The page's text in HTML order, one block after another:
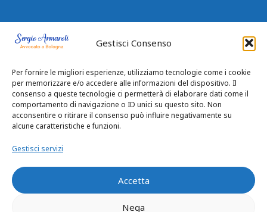
Gestisci Consenso
Per fornire le migliori esperienze, utilizziamo tecnologie come i cookie
per memorizzare e/o accedere alle informazioni del dispositivo. Il
consenso a queste tecnologie ci permetterà di elaborare dati come il
comportamento di navigazione o ID unici su questo sito. Non
acconsentire o ritirare il consenso può influire negativamente su
alcune caratteristiche e funzioni.
Gestisci servizi
Accetta
Nega